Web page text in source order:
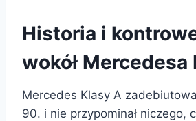
Historia i
wokół Mercedesa
Mercedes Klasy A
90. i nie przypominał niczego,